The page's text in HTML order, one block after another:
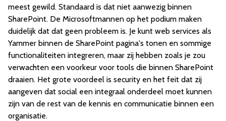
meest gewild. Standaard is dat niet aanwezig binnen
SharePoint. De Microsoftmannen op het podium maken
duidelijk dat dat geen probleem is. Je kunt web services als
Yammer binnen de SharePoint pagina's tonen en sommige
functionaliteiten integreren, maar zij hebben zoals je zou
verwachten een voorkeur voor tools die binnen SharePoint
draaien. Het grote voordeel is security en het feit dat zij
aangeven dat social een integraal onderdeel moet kunnen
zijn van de rest van de kennis en communicatie binnen een
organisatie.